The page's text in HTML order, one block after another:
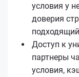
условия у
доверия
Доступ к
партнеры
условия,